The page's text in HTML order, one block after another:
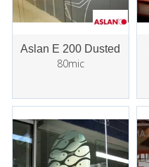
Aslan E 200 Dusted
80mic